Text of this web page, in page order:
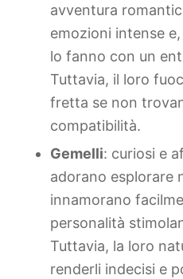
avventura
emozioni intense
lo fanno con un
Tuttavia, il loro
fretta se non
compatibilità.
Gemelli: curiosi e
adorano esplorare
innamorano
personalità
Tuttavia, la loro
renderli indecisi e